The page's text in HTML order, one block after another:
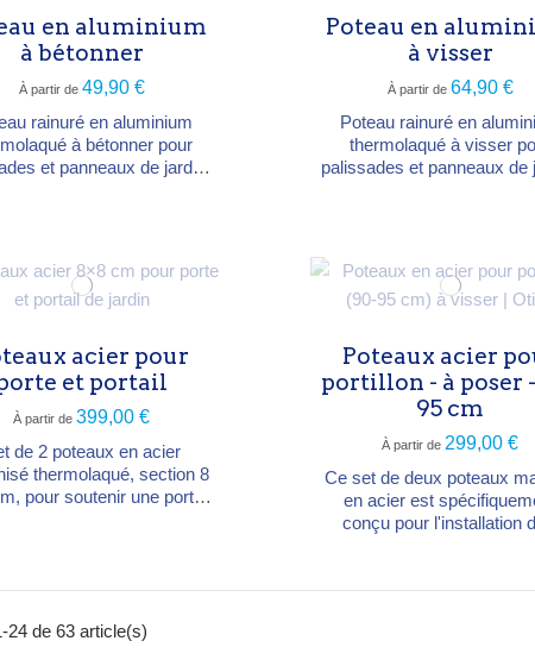
rouille se forme à l'air...
en aluminium
à bétonner
À partir de 49,90 €
rainuré en aluminium
à bétonner pour
et panneaux de jardin.
de 75° à 180°. Hauteurs
ou 298 cm. Anthracite (≈
7042).
Poteau en
à visser
À partir de 64,90 €
Poteau rainuré en
thermolaqué à visser
palissades et panneaux de
réglable de 75° à 180°.
105 ou 192,5 cm.
7042).
acier pour
et portail
À partir de399,00 €
de 2 poteaux en acier
thermolaqué, section 8
pour soutenir une porte
(hauteur 255 cm).
(≈ RAL 7042). Pour
Poteaux acier
portillon - à poser
95 cm
À partir de 299,00 €
Ce set de deux poteaux
en acier est
conçu pour l'installation
de 120 cm.
24 de 63 article(s)